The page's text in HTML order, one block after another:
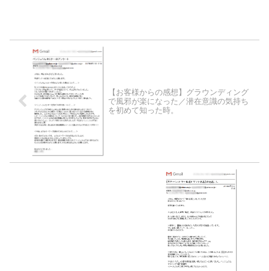
【お客様からの感想】グラウンディング
で風邪が楽になった／潜在意識の気持ち
を初めて知った時。